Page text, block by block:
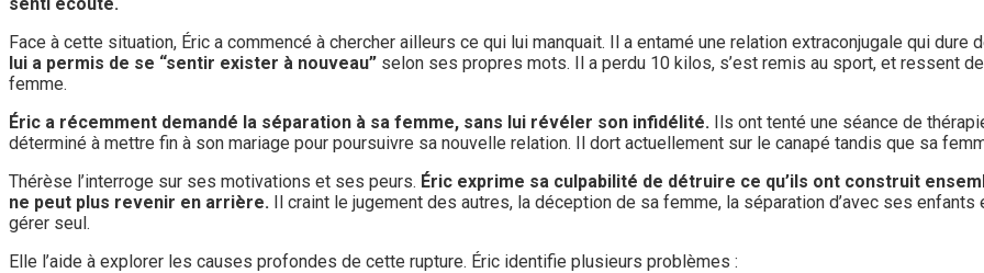
Face à cette situation, Éric a commencé à chercher ailleurs ce qui lui manquait. Il a entamé une relation extraconjugale qui dure
lui a permis de se “sentir exister à nouveau” selon ses propres mots. Il a perdu 10 kilos, s’est remis au sport, et ressent
femme.
Éric a récemment demandé la séparation à sa femme, sans lui révéler son infidélité. Ils ont tenté une séance de
déterminé à mettre fin à son mariage pour poursuivre sa nouvelle relation. Il dort actuellement sur le canapé tandis que sa
Thérèse l’interroge sur ses motivations et ses peurs. Éric exprime sa culpabilité de détruire ce qu’ils ont construit
ne peut plus revenir en arrière. Il craint le jugement des autres, la déception de sa femme, la séparation d’avec ses
gérer seul.
Elle l’aide à explorer les causes profondes de cette rupture. Éric identifie plusieurs problèmes :